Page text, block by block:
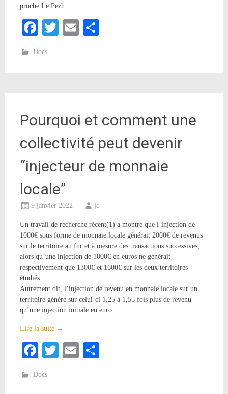
proche Le Pezh.
Facebook
TwitterEmail
Docs
Pourquoi et comment une
collectivité peut devenir
“injecteur de monnaie
locale”
9 janvier 2022 jc
Un travail de recherche récent(1) a montré que l’injection de
1000€ sous forme de monnaie locale générait 2000€ de revenus
sur le territoire au fur et à mesure des transactions successives,
alors qu’une injection de 1000€ en euros ne générait
respectivement que 1300€ et 1600€ sur les deux territoires
étudiés.
Autrement dit, l’injection de revenu en monnaie locale sur un
territoire génère sur celui-ci 1,25 à 1,55 fois plus de revenu
qu’une injection initiale en euro.
Lire la suite →
Facebook
TwitterEmail
Docs